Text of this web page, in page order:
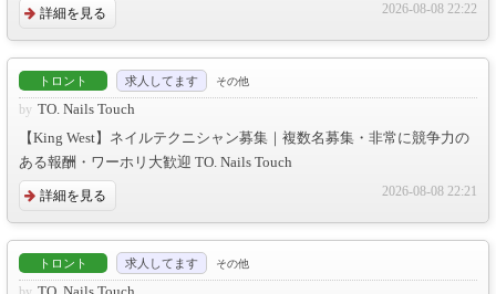
詳細を見る 2026-08-08 22:22
トロント 求人してます その他
TO. Nails Touch
【King West】ネイルテクニシャン募集｜複数名募集・非常に競争力の
ある報酬・ワーホリ大歓迎 TO. Nails Touch
詳細を見る 2026-08-08 22:21
トロント 求人してます その他